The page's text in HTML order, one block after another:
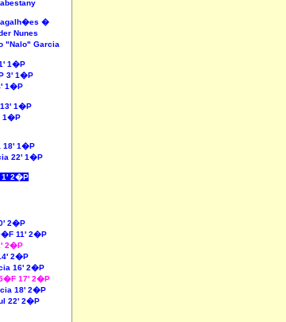
�
Nunes
"Nalo" Garcia
1�P
3' 1�P
1�P
1�P
1�P
18' 1�P
22' 1�P
1' 2�P
2�P
11' 2�P
2�P
2�P
16' 2�P
17' 2�P
18' 2�P
22' 2�P